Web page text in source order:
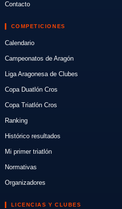
Contacto
COMPETICIONES
Calendario
Campeonatos de Aragón
Liga Aragonesa de Clubes
Copa Duatlón Cros
Copa Triatlón Cros
Ranking
Histórico resultados
Mi primer triatlón
Normativas
Organizadores
LICENCIAS Y CLUBES